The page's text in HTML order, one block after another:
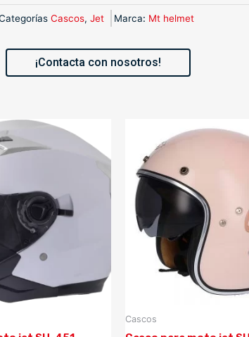
Cascos, Jet Marca: Mt helmet
¡Contacta con nosotros!
Cascos